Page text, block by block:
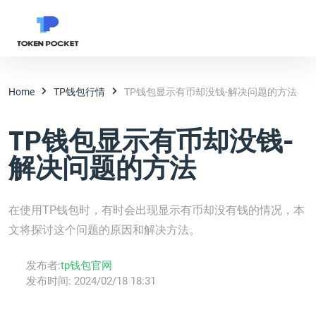
Home TP钱包行情 TP钱包显示有币却没钱-解决问题的方法
TP钱包显示有币却没钱-
解决问题的方法
在使用TP钱包时，有时会出现显示有币却没有钱的情况，本
文将探讨这个问题的原因和解决方法。
发布者:tp钱包官网
发布时间: 2024/02/18 18:31